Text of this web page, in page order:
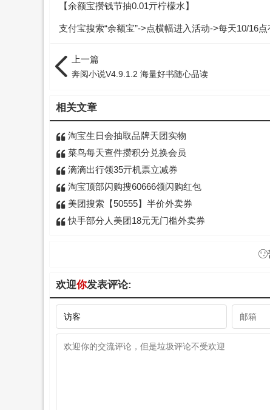
【余额宝攒钱节抽0.01亓柠檬水】
支付宝搜索“余额宝”->点横幅进入活动->每天10/16
上一篇
奔阅小说V4.9.1.2 海量好书随心品读
相关文章
淘宝生日会抽取品牌天团实物
菜鸟每天查件攒积分兑换会员
滴滴出行领35亓机票立减券
淘宝顶部闪购搜60666领闪购红包
美团搜索【50555】半价外卖券
快手部分人美团18元无门槛外卖券
欢迎你发表评论: